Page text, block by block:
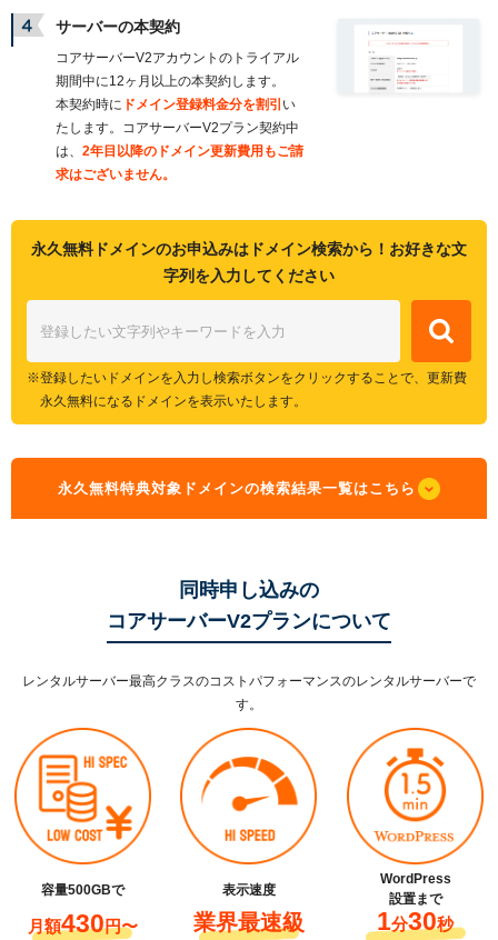
サーバーの本契約
コアサーバーV2アカウントのトライアル
期間中に12ヶ月以上の本契約します。
本契約時に ドメイン登録料金分を割引 い
たします。コアサーバーV2プラン契約中
は、 2年目以降のドメイン更新費用もご請
求はございません。
永久無料ドメインのお申込みはドメイン検索から！お好きな文
字列を入力してください
登録したいドメインを入力し検索ボタンをクリックすることで、更新費
永久無料になるドメインを表示いたします。
永久無料特典対象ドメインの検索結果一覧はこちら
同時申し込みの
コアサーバーV2プランについて
レンタルサーバー最高クラスのコストパフォーマンスのレンタルサーバーで
す。
容量500GBで
月額430円〜
表示速度
業界最速級
WordPress
設置まで
1分30秒